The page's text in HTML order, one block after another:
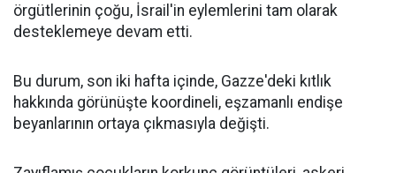
örgütlerinin çoğu, İsrail'in eylemlerini tam olarak
desteklemeye devam etti.
Bu durum, son iki hafta içinde, Gazze'deki kıtlık
hakkında görünüşte koordineli, eşzamanlı endişe
beyanlarının ortaya çıkmasıyla değişti.